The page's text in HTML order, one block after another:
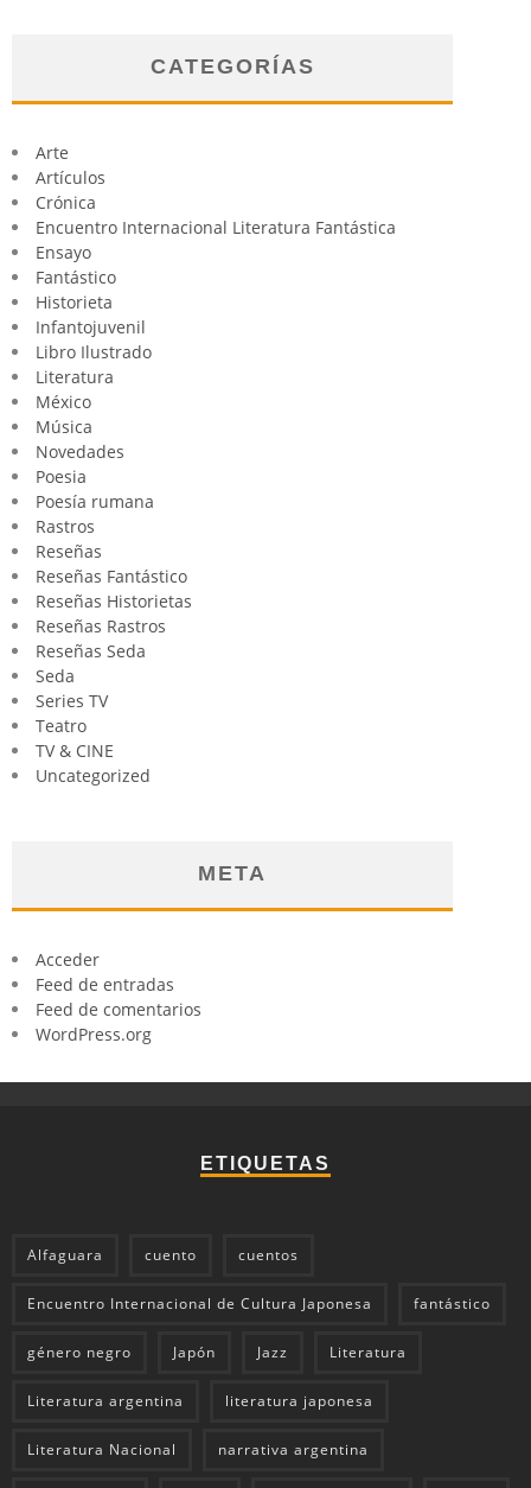
CATEGORÍAS
Arte
Artículos
Crónica
Encuentro Internacional Literatura Fantástica
Ensayo
Fantástico
Historieta
Infantojuvenil
Libro Ilustrado
Literatura
México
Música
Novedades
Poesia
Poesía rumana
Rastros
Reseñas
Reseñas Fantástico
Reseñas Historietas
Reseñas Rastros
Reseñas Seda
Seda
Series TV
Teatro
TV & CINE
Uncategorized
META
Acceder
Feed de entradas
Feed de comentarios
WordPress.org
ETIQUETAS
Alfaguara cuento cuentos
Encuentro Internacional de Cultura Japonesa fantástico
género negro Japón Jazz Literatura
Literatura argentina literatura japonesa
Literatura Nacional narrativa argentina